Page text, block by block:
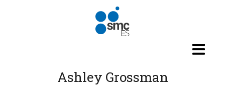
Pasar al contenido principal
Ashley Grossman